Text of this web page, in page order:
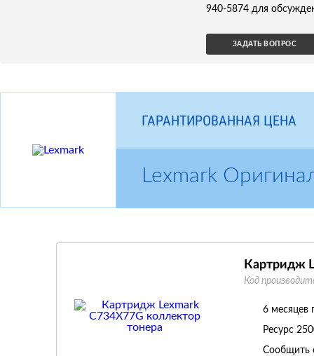
940-5874 для
ЗАДАТЬ ВОПРОС
ГАРАНТИРОВАННАЯ ЦЕНА
Lexmark
Картридж
Код
6 месяцев
Ресурс
Сообщить